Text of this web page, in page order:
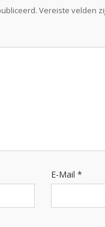
Vereiste velden
E-Mail *